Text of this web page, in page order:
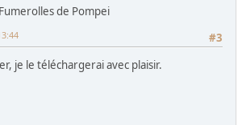
Fumerolles de Pompei
#3
je le téléchargerai avec plaisir.